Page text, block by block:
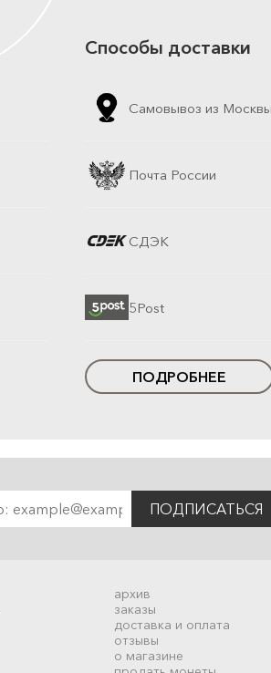
Способы доставки
Самовывоз из
Почта России
СДЭК
5Post
ПОДРОБНЕЕ
ПОДПИСАТЬСЯ
архив
заказы
доставка и оплата
отзывы
о магазине